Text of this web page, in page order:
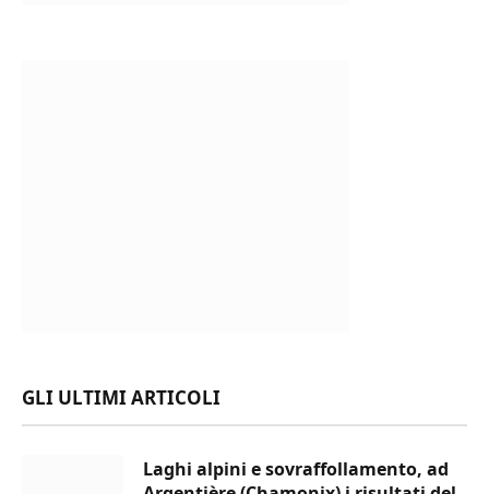
GLI ULTIMI ARTICOLI
Laghi alpini e sovraffollamento, ad